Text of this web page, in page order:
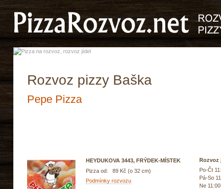
Rozvoz pizzy Baška
Pepe Pizza
HEYDUKOVA 3443, FRÝDEK-MÍSTEK
Pizza od: 89 Kč (o 32 cm)
Podmínky rozvozu
Rozvoz
Po-Čt
Pá-So
Ne